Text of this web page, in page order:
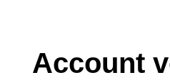
Account